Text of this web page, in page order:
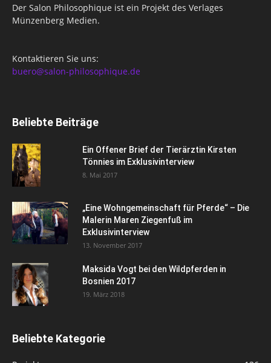
Der Salon Philosophique ist ein Projekt des Verlages
Münzenberg Medien.
Kontaktieren Sie uns:
buero@salon-philosophique.de
Beliebte Beiträge
Ein Offener Brief der Tierärztin Kirsten
Tönnies im Exklusivinterview
8. Mai 2017
„Eine Wohngemeinschaft für Pferde“ – Die
Malerin Maren Ziegenfuß im
Exklusivinterview
13. November 2017
Maksida Vogt bei den Wildpferden in
Bosnien 2017
19. März 2018
Beliebte Kategorie